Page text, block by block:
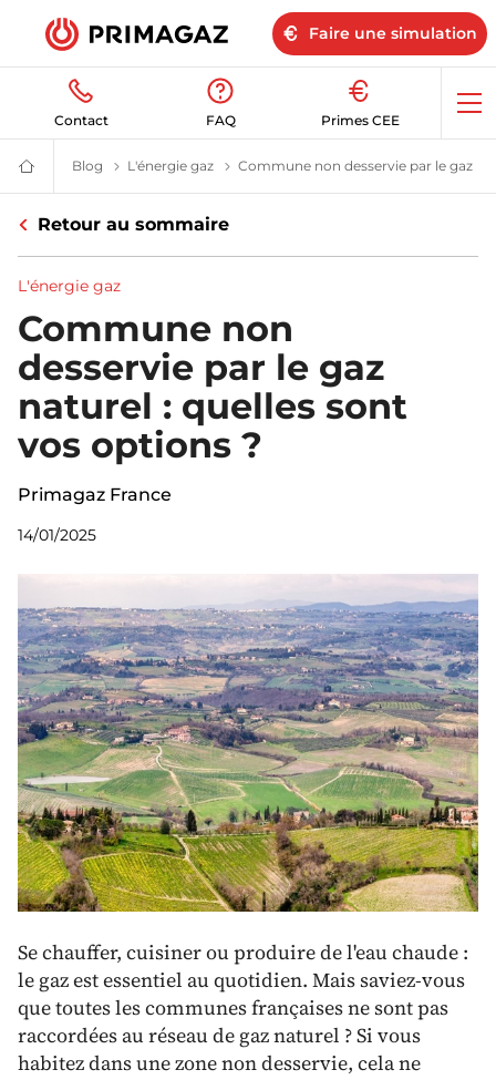
Faire une simulation
Contact FAQ Primes CEE
Fournisseur
gaz
et
:
citerne,
bouteille,
GPL
|
Primagaz
Blog Blog | Primagaz
L'énergie gaz Le gaz propane et butane | Blog
Commune non desservie par le gaz
Retour au sommaire
L'énergie gaz
Commune non
desservie par le gaz
naturel : quelles sont
vos options ?
Primagaz France
14/01/2025
Se chauffer, cuisiner ou produire de l'eau chaude :
le gaz est essentiel au quotidien. Mais saviez-vous
que toutes les communes françaises ne sont pas
raccordées au réseau de gaz naturel ? Si vous
habitez dans une zone non desservie, cela ne